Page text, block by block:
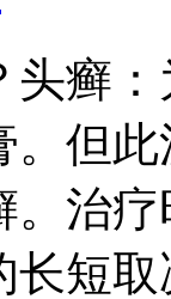
头癣
。但
。治
长短